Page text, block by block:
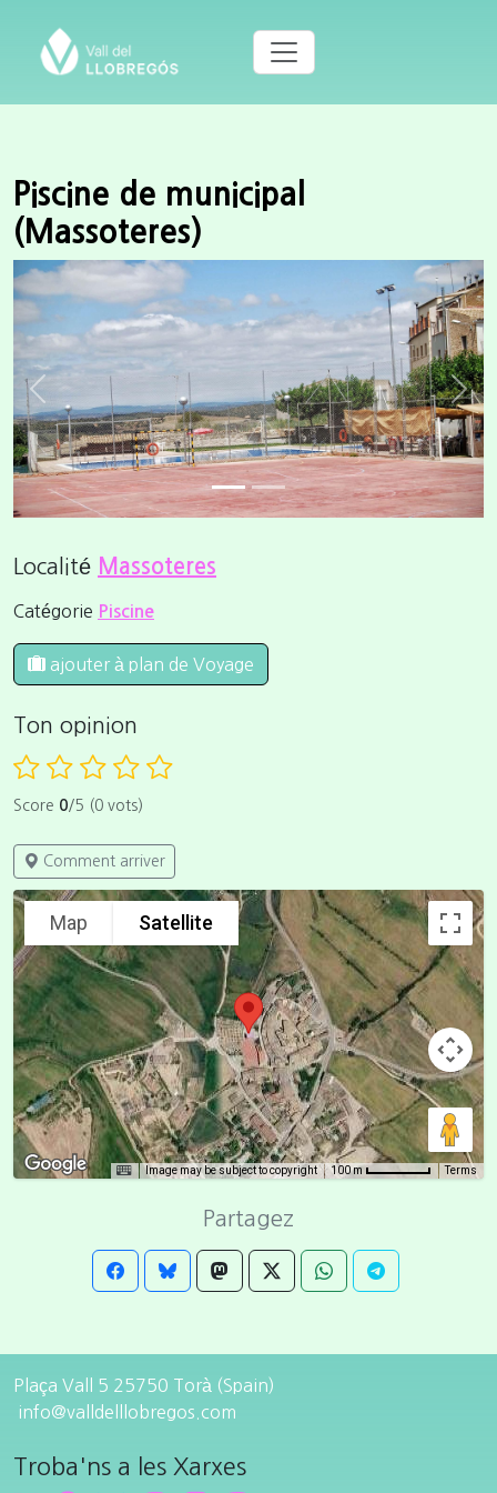
Piscine de municipal
(Massoteres)
Previous Next
Localité Massoteres
Catégorie Piscine
ajouter à plan de Voyage
Ton opinion
Score 0/5 (0 vots)
Comment arriver
Map Satellite
Image may be subject to copyright 100 m Terms
Partagez
Plaça Vall 5 25750 Torà (Spain)
info@valldelllobregos.com
Troba'ns a les Xarxes